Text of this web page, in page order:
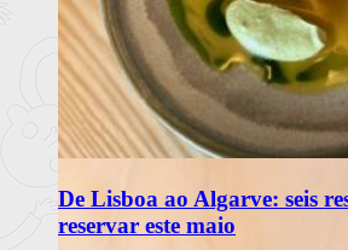
De Lisboa ao Algarve: seis
reservar este maio